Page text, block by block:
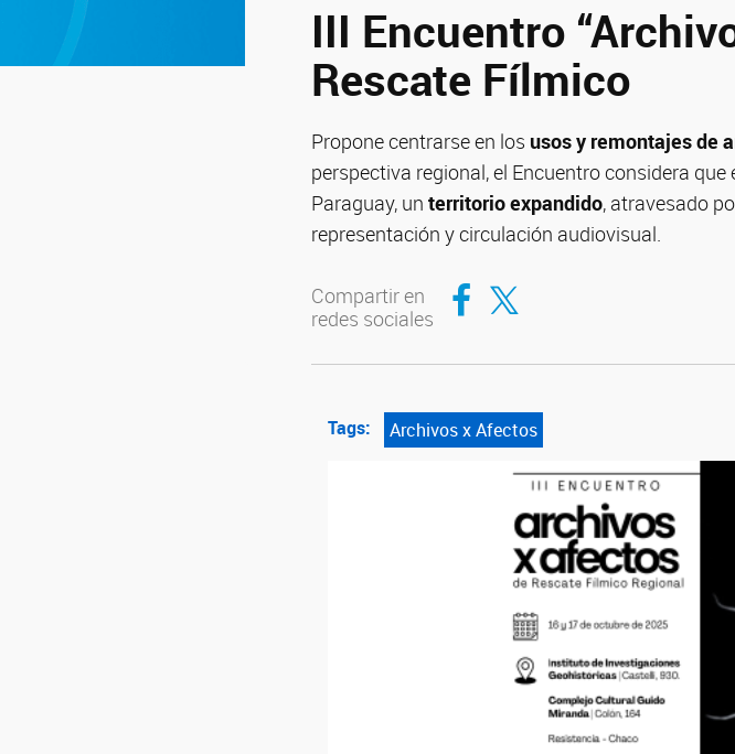
III Encuentro
Rescate Fílmico
Propone centrarse en los usos y remontajes de
perspectiva regional, el Encuentro considera que
Paraguay, un territorio expandido, atravesado
representación y circulación audiovisual.
Compartir en
redes sociales
Compartir en Facebook
Compartir en Twitter
Tags: Archivos x Afectos